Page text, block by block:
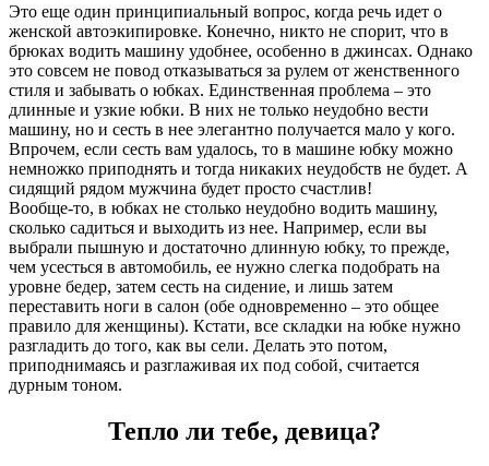
Это еще один принципиальный вопрос, когда речь идет о
женской автоэкипировке. Конечно, никто не спорит, что в
брюках водить машину удобнее, особенно в джинсах. Однако
это совсем не повод отказываться за рулем от женственного
стиля и забывать о юбках. Единственная проблема – это
длинные и узкие юбки. В них не только неудобно вести
машину, но и сесть в нее элегантно получается мало у кого.
Впрочем, если сесть вам удалось, то в машине юбку можно
немножко приподнять и тогда никаких неудобств не будет. А
сидящий рядом мужчина будет просто счастлив!
Вообще-то, в юбках не столько неудобно водить машину,
сколько садиться и выходить из нее. Например, если вы
выбрали пышную и достаточно длинную юбку, то прежде,
чем усесться в автомобиль, ее нужно слегка подобрать на
уровне бедер, затем сесть на сидение, и лишь затем
переставить ноги в салон (обе одновременно – это общее
правило для женщины). Кстати, все складки на юбке нужно
разгладить до того, как вы сели. Делать это потом,
приподнимаясь и разглаживая их под собой, считается
дурным тоном.
Тепло ли тебе, девица?